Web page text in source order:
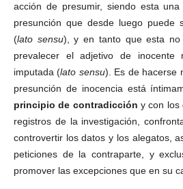
acción de presumir, siendo esta
presunción que desde luego puede
(lato sensu), y en tanto que esta no
prevalecer el adjetivo de inocente
imputada (lato sensu). Es de hacerse
presunción de inocencia está
principio de contradicción y con los
registros de la investigación,
controvertir los datos y los alegatos,
peticiones de la contraparte, y
promover las excepciones que en su